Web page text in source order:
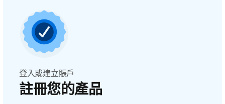
登入或建立賬戶
註冊您的產品